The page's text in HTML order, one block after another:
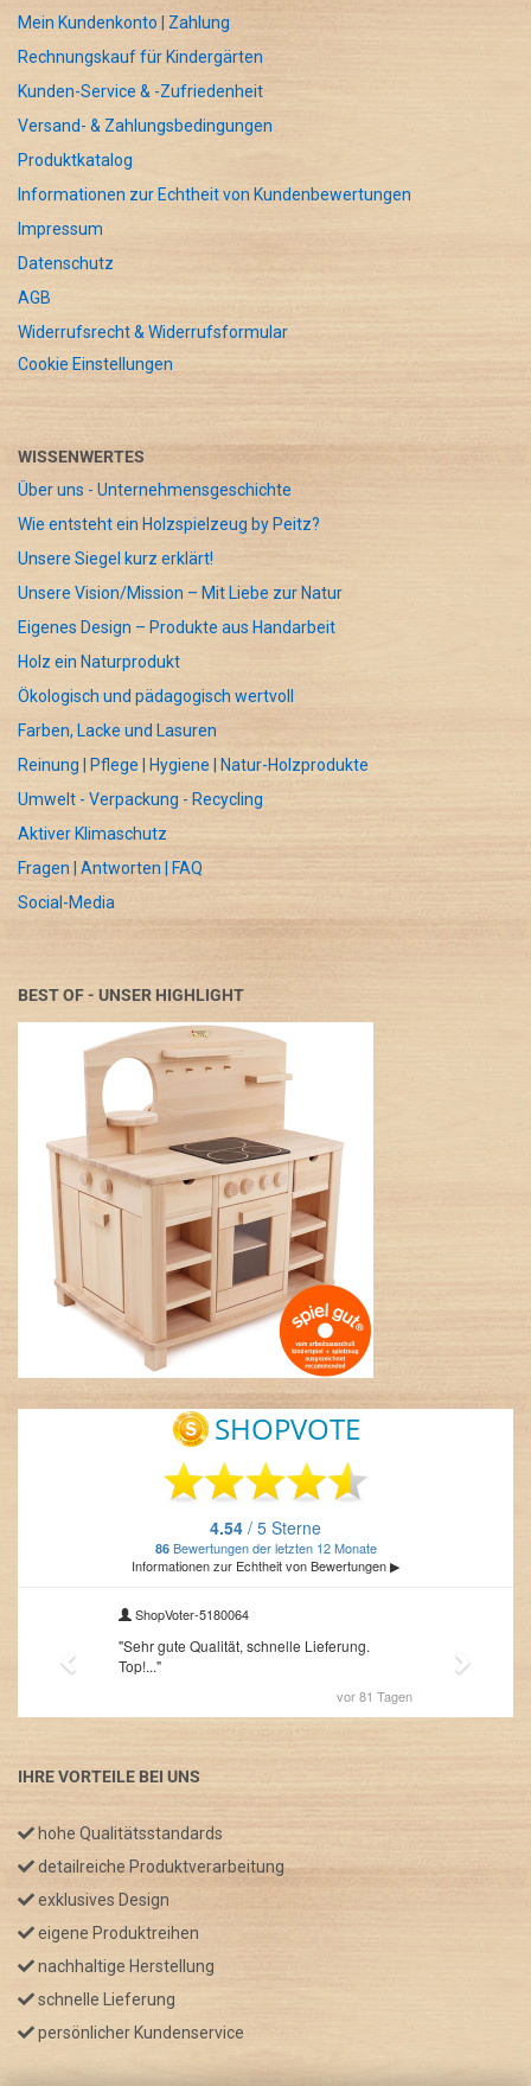
Mein Kundenkonto | Zahlung
Rechnungskauf für Kindergärten
Kunden-Service & -Zufriedenheit
Versand- & Zahlungsbedingungen
Produktkatalog
Informationen zur Echtheit von Kundenbewertungen
Impressum
Datenschutz
AGB
Widerrufsrecht & Widerrufsformular
Cookie Einstellungen
WISSENWERTES
Über uns - Unternehmensgeschichte
Wie entsteht ein Holzspielzeug by Peitz?
Unsere Siegel kurz erklärt!
Unsere Vision/Mission – Mit Liebe zur Natur
Eigenes Design – Produkte aus Handarbeit
Holz ein Naturprodukt
Ökologisch und pädagogisch wertvoll
Farben, Lacke und Lasuren
Reinung | Pflege | Hygiene | Natur-Holzprodukte
Umwelt - Verpackung - Recycling
Aktiver Klimaschutz
Fragen | Antworten | FAQ
Social-Media
BEST OF - UNSER HIGHLIGHT
IHRE VORTEILE BEI UNS
hohe Qualitätsstandards
detailreiche Produktverarbeitung
exklusives Design
eigene Produktreihen
nachhaltige Herstellung
schnelle Lieferung
persönlicher Kundenservice